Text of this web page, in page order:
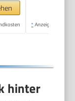
* Anzeige
hinter